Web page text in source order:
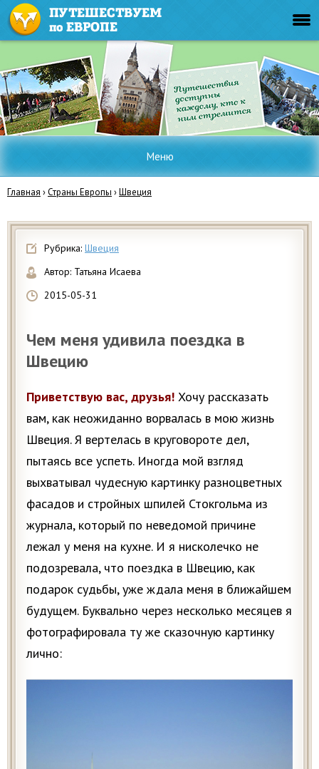
Меню
Главная ›Страны Европы ›Швеция
Рубрика: Швеция
Автор: Татьяна Исаева
2015-05-31
Чем меня удивила поездка в
Швецию
Приветствую вас, друзья! Хочу рассказать
вам, как неожиданно ворвалась в мою жизнь
Швеция. Я вертелась в круговороте дел,
пытаясь все успеть. Иногда мой взгляд
выхватывал чудесную картинку разноцветных
фасадов и стройных шпилей Стокгольма из
журнала, который по неведомой причине
лежал у меня на кyхне. И я нисколечко не
подозревала, что поездка в Швецию, как
подарок судьбы, уже ждала меня в ближайшем
будущем. Буквально через несколько месяцев я
фотографировала ту же сказочную картинку
лично: